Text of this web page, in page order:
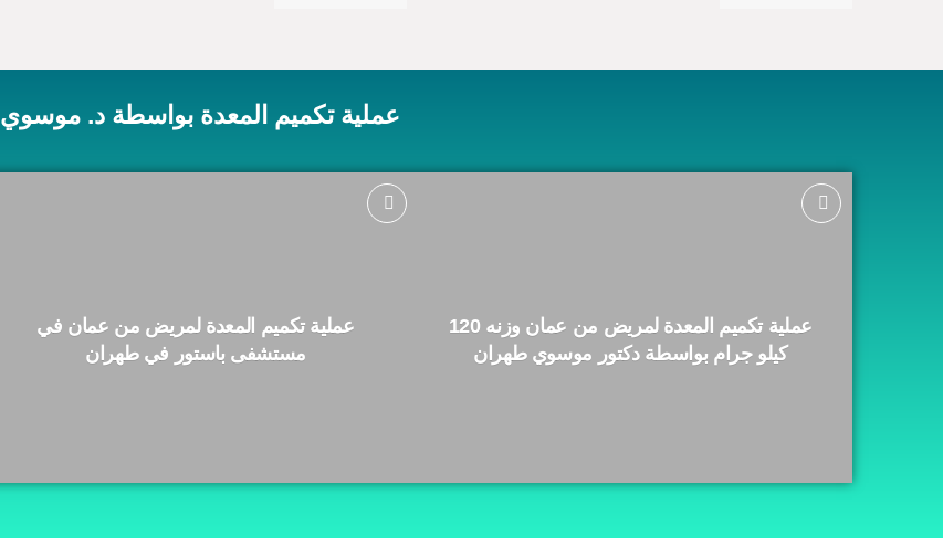
عملية تكميم المعدة بواسطة د. موسوي
عملية تكميم المعدة لمريض من عمان وزنه 120
كيلو جرام بواسطة دكتور موسوي طهران
عملية تكميم المعدة لمريض من عمان في
مستشفى باستور في طهران